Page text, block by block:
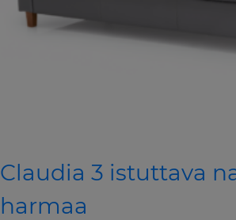
Claudia 3 istuttava
harmaa